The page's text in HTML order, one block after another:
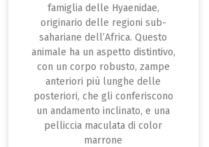
famiglia delle Hyaenidae,
originario delle regioni sub-
sahariane dell’Africa. Questo
animale ha un aspetto distintivo,
con un corpo robusto, zampe
anteriori più lunghe delle
posteriori, che gli conferiscono
un andamento inclinato, e una
pelliccia maculata di color
marrone